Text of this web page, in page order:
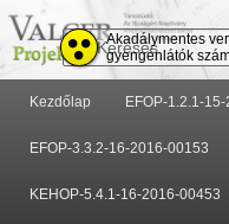
Akadálymentes
gyengénlátók
menüTovább
Tovább
Kezdőlap EFOP-1.2.1-
EFOP-3.3.2-16-2016-00153
KEHOP-5.4.1-16-2016-00453